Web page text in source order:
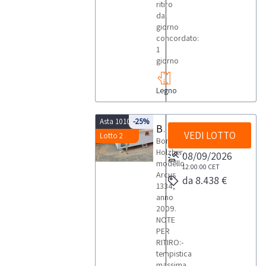
ritiro
dal
giorno
concordato:
1
giorno
Legno
Asta 10108
Lotto 2
-25%
Bordatrice Holzher
Bordatrice
Holzher,
modello
Arcus
1334,
anno
2009.
NOTE
PER
RITIRO:-
tempistica
VEDI LOTTO
08/09/2026
12:00:00 CET
da 8.438 €